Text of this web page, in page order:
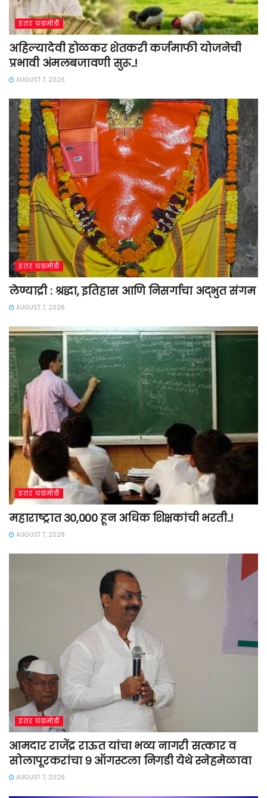
इतर घडामोडी
अहिल्यादेवी होळकर शेतकरी कर्जमाफी योजनेची
प्रभावी अंमलबजावणी सुरू..!
AUGUST 7, 2026
इतर घडामोडी
लेण्याद्री : श्रद्धा, इतिहास आणि निसर्गाचा अद्भुत संगम
AUGUST 7, 2026
इतर घडामोडी
महाराष्ट्रात 30,000 हून अधिक शिक्षकांची भरती..!
AUGUST 7, 2026
इतर घडामोडी
आमदार राजेंद्र राऊत यांचा भव्य नागरी सत्कार व
सोलापूरकरांचा ९ ऑगस्टला निगडी येथे स्नेहमेळावा
AUGUST 7, 2026